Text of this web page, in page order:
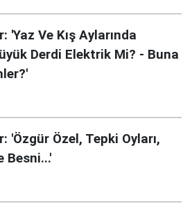
'Yaz Ve Kış Aylarında
Derdi Elektrik Mi? - Buna
'Özgür Özel, Tepki Oyları,
Besni...'